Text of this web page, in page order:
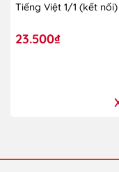
Tiếng Việt 1/1 (kết nối)
23.500₫